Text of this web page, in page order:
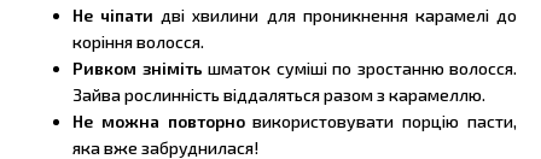
Не чіпати дві хвилини для проникнення карамелі до
коріння волосся.
Ривком зніміть шматок суміші по зростанню волосся.
Зайва рослинність віддаляться разом з карамеллю.
Не можна повторновикористовувати порцію пасти,
яка вже забруднилася!